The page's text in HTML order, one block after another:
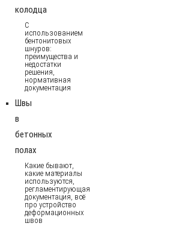
колодца
С
использованием
бентонитовых
шнуров:
преимущества и
недостатки
решения,
нормативная
документация
Швы
в
бетонных
полах
Какие бывают,
какие материалы
используются,
регламентирующая
документация, всё
про устройство
деформационных
швов